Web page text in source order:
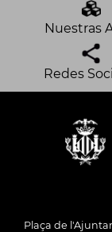
Nuestras
Redes
Plaça de